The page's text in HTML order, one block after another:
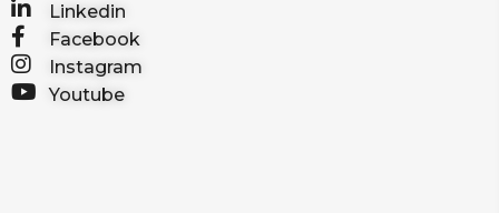
Linkedin
Facebook
Instagram
Youtube